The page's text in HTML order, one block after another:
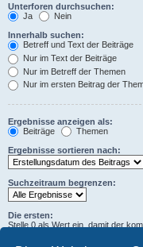
Unterforen durchsuchen:
Ja
Nein
Innerhalb suchen:
Betreff und Text der Beiträge
Nur im Text der Beiträge
Nur im Betreff der Themen
Nur im ersten Beitrag der
Ergebnisse anzeigen als:
Beiträge
Themen
Ergebnisse sortieren nach:
Suchzeitraum begrenzen:
Die ersten:
Stelle 0 als Wert ein, damit der